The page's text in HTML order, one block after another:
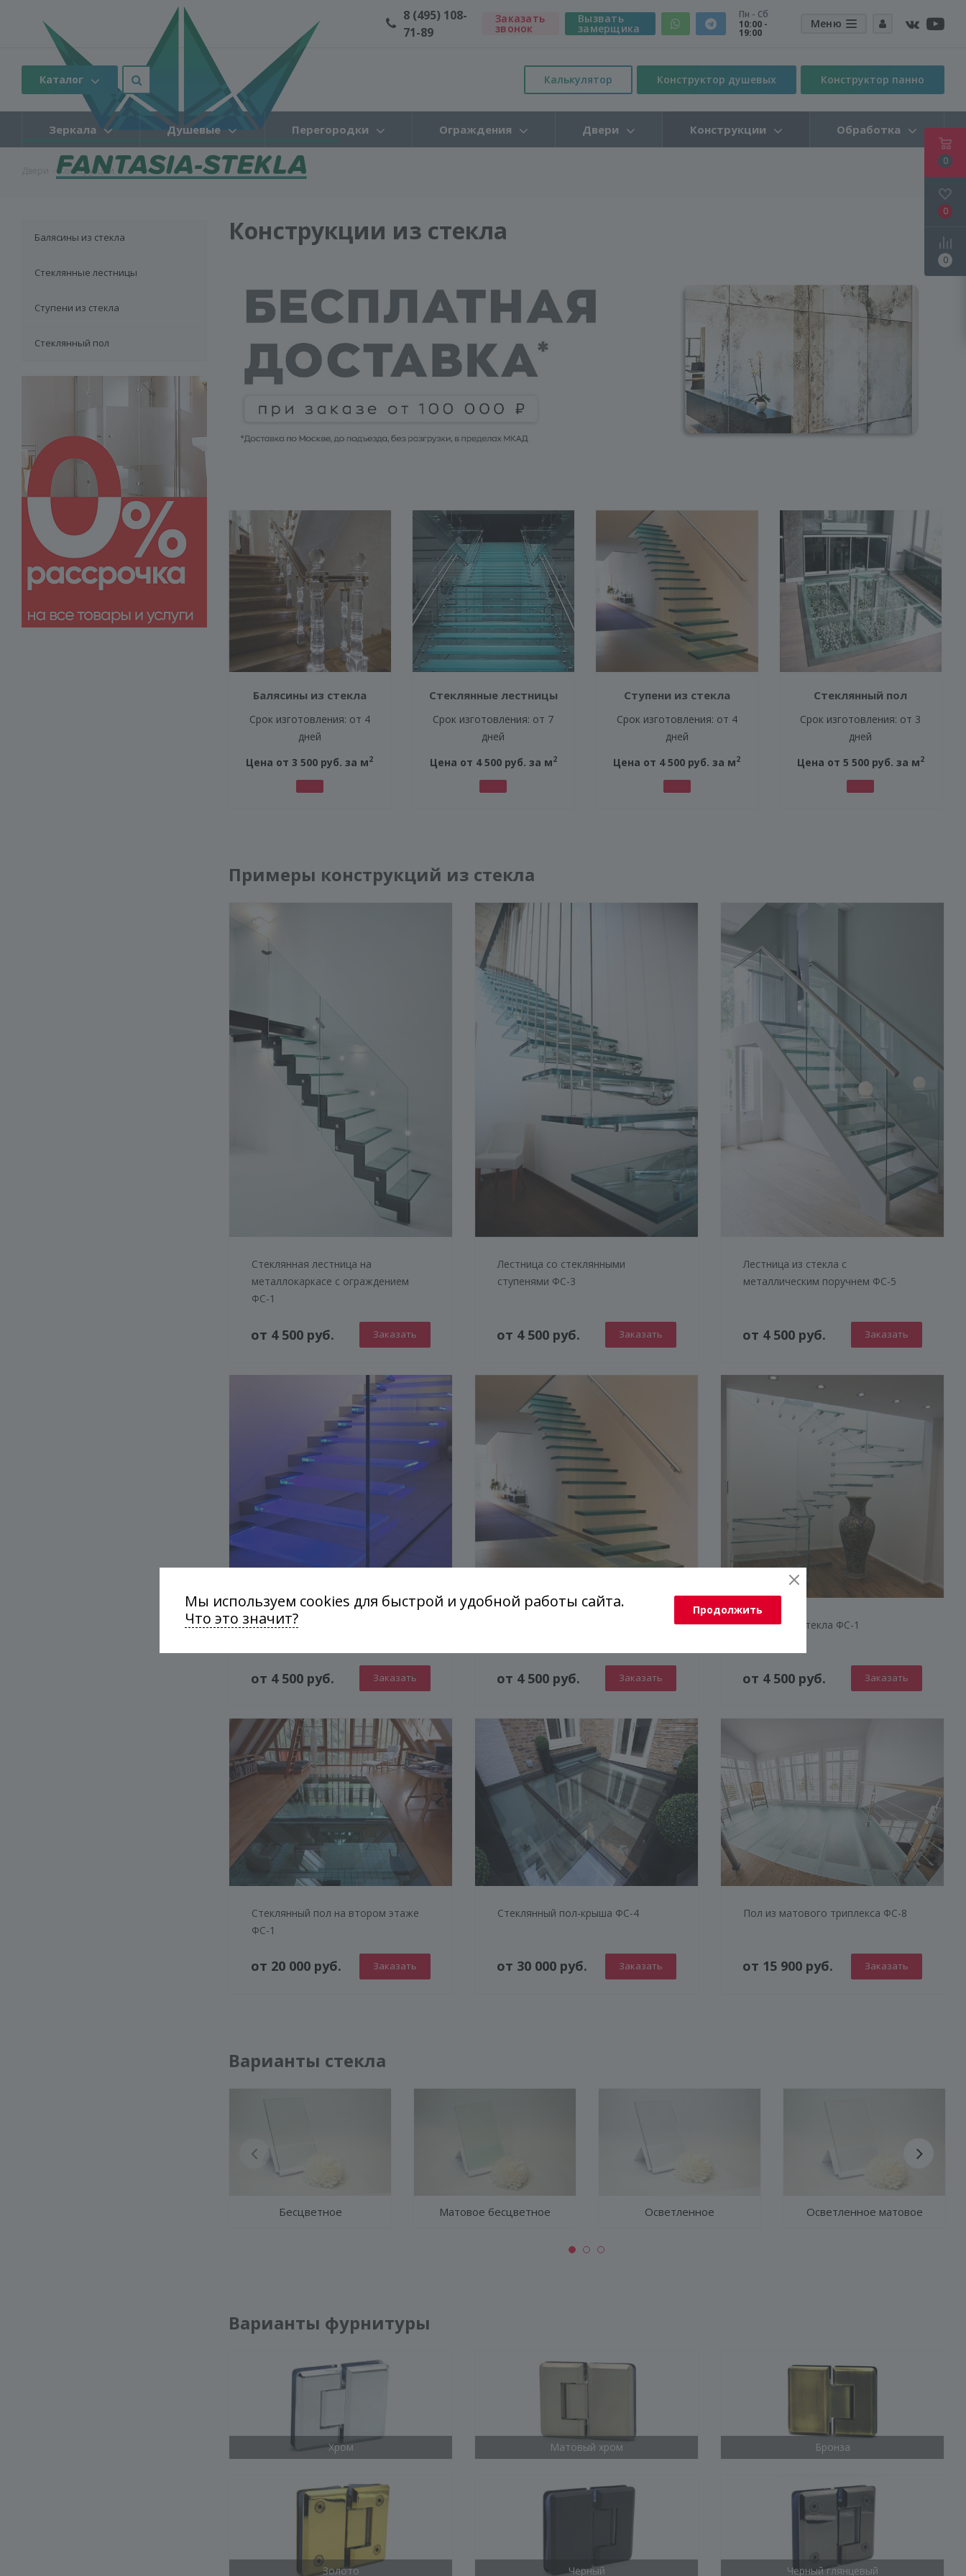
8 (495) 108-
71-89
Заказать
звонок
Вызвать
замерщика
Пн - Сб
10:00 -
19:00
Меню
Каталог Калькулятор Конструктор душевых Конструктор панно
Зеркала Душевые Перегородки Ограждения Двери Конструкции Обработка
Конструкции
Конструкции из стекла
Подробнее
Балясины из стекла
Срок изготовления: от 4
дней
Цена от 3 500 руб. за м2
Подробнее
Стеклянные лестницы
Срок изготовления: от 7
дней
Цена от 4 500 руб. за м2
Подробнее
Ступени из стекла
Срок изготовления: от 4
дней
Цена от 4 500 руб. за м2
Подробнее
Стеклянный пол
Срок изготовления: от 3
дней
Цена от 5 500 руб. за м2
Примеры конструкций из стекла
Стеклянная лестница на
металлокаркасе с ограждением
ФС-1
от 4 500 руб. Заказать
Лестница со стеклянными
ступенями ФС-3
от 4 500 руб. Заказать
Лестница из стекла с
металлическим поручнем ФС-5
от 4 500 руб. Заказать
Ступени из стекла с подсветкой
от 4 500 руб. Заказать от 4 500 руб. Заказать
Ступени из стекла ФС-1
от 4 500 руб. Заказать
Стеклянный пол на втором этаже
ФС-1
от 20 000 руб. Заказать
Стеклянный пол-крыша ФС-4
от 30 000 руб. Заказать
Пол из матового триплекса ФС-8
от 15 900 руб. Заказать
Варианты стекла
Бесцветное Матовое бесцветное Осветленное Осветленное матовое
Варианты фурнитуры
Хром Матовый хром Бронза
Золото Черный Черный глянцевый
Балясины из стекла
Стеклянные лестницы
Ступени из стекла
Стеклянный пол
0
0
0
Мы используем cookies для быстрой и удобной работы сайта.
Что это значит?
Продолжить
ГЕНЕРАТОР ДУШЕВЫХ КАБИН
КОНСТРУКЦИЯ ФУРНИТУРА